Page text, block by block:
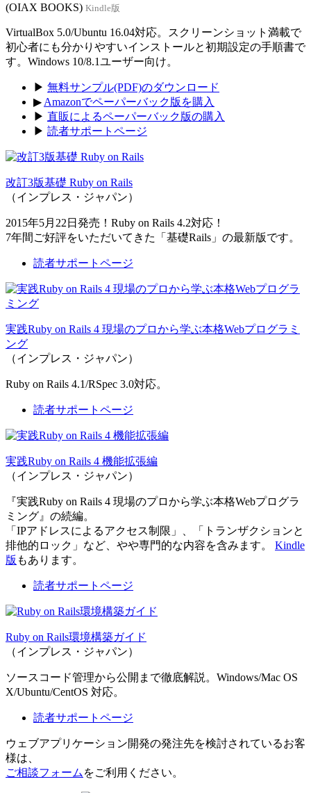
(OIAX BOOKS) Kindle版
VirtualBox 5.0/Ubuntu 16.04対応。スクリーンショット満載で
初心者にも分かりやすいインストールと初期設定の手順書で
す。Windows 10/8.1ユーザー向け。
▶ 無料サンプル(PDF)のダウンロード
▶ Amazonでペーパーバック版を購入
▶ 直販によるペーパーバック版の購入
▶ 読者サポートページ
改訂3版基礎 Ruby on Rails
（インプレス・ジャパン）
2015年5月22日発売！Ruby on Rails 4.2対応！
7年間ご好評をいただいてきた「基礎Rails」の最新版です。
読者サポートページ
実践Ruby on Rails 4 現場のプロから学ぶ本格Webプログラミ
ング
（インプレス・ジャパン）
Ruby on Rails 4.1/RSpec 3.0対応。
読者サポートページ
実践Ruby on Rails 4 機能拡張編
（インプレス・ジャパン）
『実践Ruby on Rails 4 現場のプロから学ぶ本格Webプログラ
ミング』の続編。
「IPアドレスによるアクセス制限」、「トランザクションと
排他的ロック」など、やや専門的な内容を含みます。 Kindle
版 もあります。
読者サポートページ
Ruby on Rails環境構築ガイド
（インプレス・ジャパン）
ソースコード管理から公開まで徹底解説。Windows/Mac OS
X/Ubuntu/CentOS 対応。
読者サポートページ
ウェブアプリケーション開発の発注先を検討されているお客
様は、
ご相談フォーム をご利用ください。